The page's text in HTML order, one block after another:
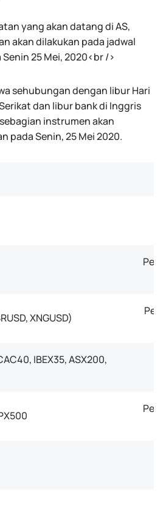
yang akan datang di AS,
akan dilakukan pada jadwal
25 Mei, 2020<br />
sehubungan dengan libur Hari
dan libur bank di Inggris
instrumen akan
pada Senin, 25 Mei 2020.
XNGUSD)
IBEX35, ASX200,